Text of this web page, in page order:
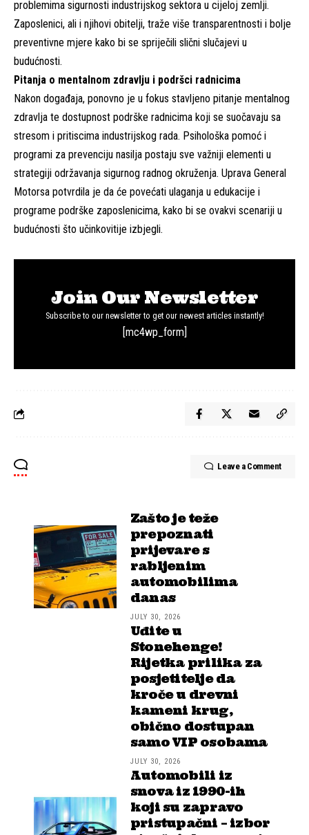
problemima sigurnosti industrijskog sektora u cijeloj zemlji.
Zaposlenici, ali i njihovi obitelji, traže više transparentnosti i bolje
preventivne mjere kako bi se spriječili slični slučajevi u
budućnosti.
Pitanja o mentalnom zdravlju i podršci radnicima
Nakon događaja, ponovno je u fokus stavljeno pitanje mentalnog
zdravlja te dostupnost podrške radnicima koji se suočavaju sa
stresom i pritiscima industrijskog rada. Psihološka pomoć i
programi za prevenciju nasilja postaju sve važniji elementi u
strategiji održavanja sigurnog radnog okruženja. Uprava General
Motorsa potvrdila je da će povećati ulaganja u edukacije i
programe podrške zaposlenicima, kako bi se ovakvi scenariji u
budućnosti što učinkovitije izbjegli.
Join Our Newsletter
Subscribe to our newsletter to get our newest articles instantly!
[mc4wp_form]
Leave a Comment
Zašto je teže
prepoznati
prijevare s
rabljenim
automobilima
danas
JULY 30, 2026
Uđite u
Stonehenge!
Rijetka prilika za
posjetitelje da
kroče u drevni
kameni krug,
obično dostupan
samo VIP osobama
JULY 30, 2026
Automobili iz
snova iz 1990-ih
koji su zapravo
pristupačni – izbor